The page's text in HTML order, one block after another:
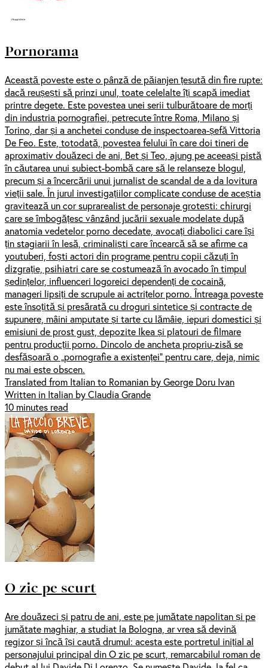
Pornorama
Această poveste este o pânză de păianjen țesută din fire rupte:
dacă reușești să prinzi unul, toate celelalte îți scapă imediat
printre degete. Este povestea unei serii tulburătoare de morți
din industria pornografiei, petrecute între Roma, Milano și
Torino, dar și a anchetei conduse de inspectoarea-șefă Vittoria
De Feo. Este, totodată, povestea felului în care doi tineri de
aproximativ douăzeci de ani, Bet și Teo, ajung pe aceeași pistă
în căutarea unui subiect-bombă care să le relanseze blogul,
precum și a încercării unui jurnalist de scandal de a da lovitura
vieții sale. În jurul investigațiilor complicate conduse de aceștia
gravitează un cor suprarealist de personaje grotești: chirurgi
care se îmbogățesc vânzând jucării sexuale modelate după
anatomia vedetelor porno decedate, avocați diabolici care își
țin stagiarii în lesă, criminaliști care încearcă să se afirme ca
youtuberi, foști actori din programe pentru copii căzuți în
dizgrație, psihiatri care se costumează în avocado în timpul
ședințelor, influenceri logoreici dependenți de cocaină,
manageri lipsiți de scrupule ai actrițelor porno. Întreaga poveste
este însoțită și presărată cu droguri sintetice și contracte de
supunere, mâini amputate și tarte cu lămâie, iepuri domestici și
emisiuni de prost gust, depozite Ikea și platouri de filmare
pentru producții porno. Dincolo de ancheta propriu-zisă se
desfășoară o „pornografie a existenței” pentru care, deja, nimic
nu mai este obscen.
Translated from Italian to Romanian by George Doru Ivan
Written in Italian by Claudia Grande
10 minutes read
O zic pe scurt
Are douăzeci și patru de ani, este pe jumătate napolitan și pe
jumătate maghiar, a studiat la Bologna, ar vrea să devină
regizor și încă își caută drumul: acesta este portretul inițial al
personajului principal din O zic pe scurt, remarcabilul roman de